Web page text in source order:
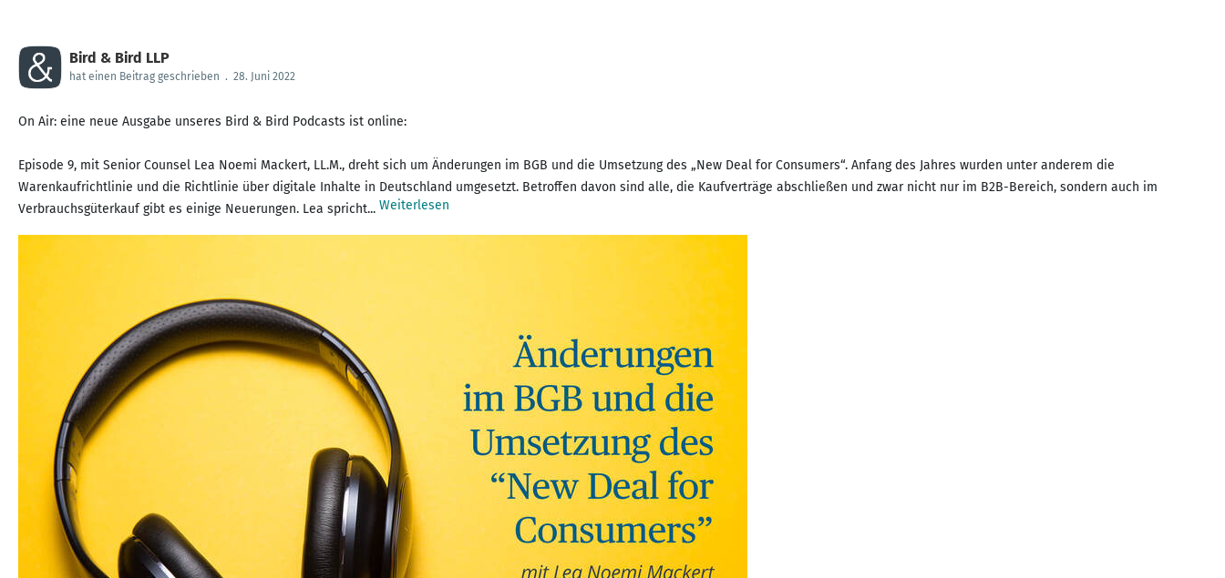
Bird & Bird LLP
hat einen Beitrag geschrieben . 28. Juni 2022
On Air: eine neue Ausgabe unseres Bird & Bird Podcasts ist online:
Episode 9, mit Senior Counsel Lea Noemi Mackert, LL.M., dreht sich um Änderungen im BGB und die Umsetzung des „New Deal for Consumers“. Anfang des Jahres wurden unter anderem die
Warenkaufrichtlinie und die Richtlinie über digitale Inhalte in Deutschland umgesetzt. Betroffen davon sind alle, die Kaufverträge abschließen und zwar nicht nur im B2B-Bereich, sondern auch im
Verbrauchsgüterkauf gibt es einige Neuerungen. Lea spricht... Weiterlesen